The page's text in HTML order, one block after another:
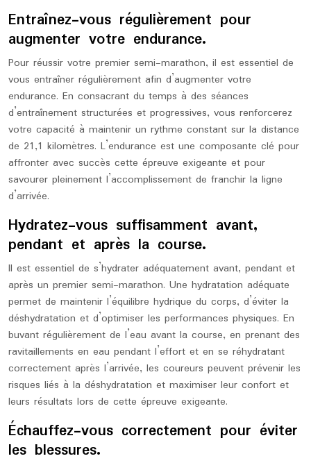
Entraînez-vous régulièrement pour
augmenter votre endurance.
Pour réussir votre premier semi-marathon, il est essentiel de
vous entraîner régulièrement afin d’augmenter votre
endurance. En consacrant du temps à des séances
d’entraînement structurées et progressives, vous renforcerez
votre capacité à maintenir un rythme constant sur la distance
de 21,1 kilomètres. L’endurance est une composante clé pour
affronter avec succès cette épreuve exigeante et pour
savourer pleinement l’accomplissement de franchir la ligne
d’arrivée.
Hydratez-vous suffisamment avant,
pendant et après la course.
Il est essentiel de s’hydrater adéquatement avant, pendant et
après un premier semi-marathon. Une hydratation adéquate
permet de maintenir l’équilibre hydrique du corps, d’éviter la
déshydratation et d’optimiser les performances physiques. En
buvant régulièrement de l’eau avant la course, en prenant des
ravitaillements en eau pendant l’effort et en se réhydratant
correctement après l’arrivée, les coureurs peuvent prévenir les
risques liés à la déshydratation et maximiser leur confort et
leurs résultats lors de cette épreuve exigeante.
Échauffez-vous correctement pour éviter
les blessures.